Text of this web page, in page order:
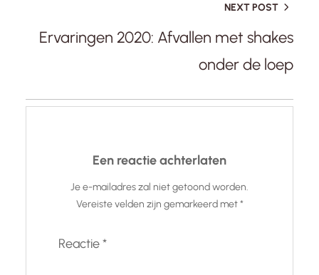
NEXT POST
Ervaringen 2020: Afvallen met shakes
onder de loep
Een reactie achterlaten
Je e-mailadres zal niet getoond worden.
Vereiste velden zijn gemarkeerd met*
Reactie*